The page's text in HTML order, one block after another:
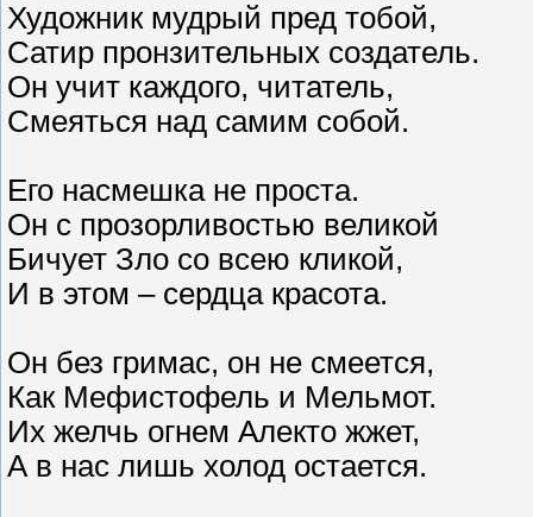
Художник мудрый пред тобой,
Сатир пронзительных создатель.
Он учит каждого, читатель,
Смеяться над самим собой.
Его насмешка не проста.
Он с прозорливостью великой
Бичует Зло со всею кликой,
И в этом – сердца красота.
Он без гримас, он не смеется,
Как Мефистофель и Мельмот.
Их желчь огнем Алекто жжет,
А в нас лишь холод остается.